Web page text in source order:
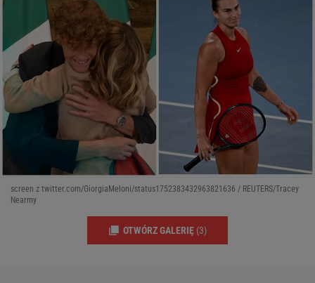
screen z twitter.com/GiorgiaMeloni/status1752383432963821636 / REUTERS/Tracey
Nearmy
OTWÓRZ GALERIĘ (3)